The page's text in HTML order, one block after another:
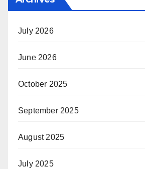
July 2026
June 2026
October 2025
September 2025
August 2025
July 2025